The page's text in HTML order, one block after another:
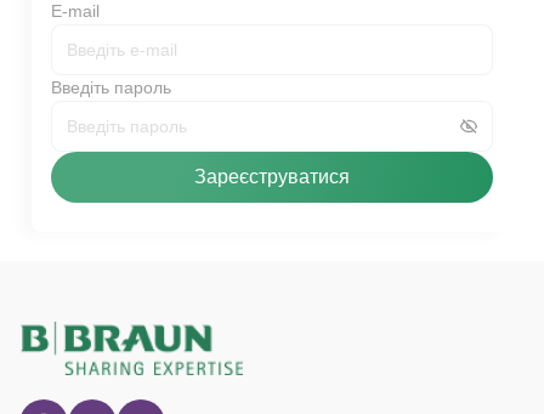
E-mail
Введіть пароль
Зареєструватися